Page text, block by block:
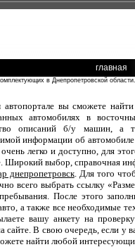
главная
в Днепропетровской
автопортале вы сможете
автомобилях в
описаний б/у машин, а
информации об
очень легко и доступно, для
Широкий выбор, справочная
днепропетровск. Для того
всего выбрать ссылку
После этого
а также все необходимые
вашу анкету на
сайте. В свою очередь, если у
найти любой